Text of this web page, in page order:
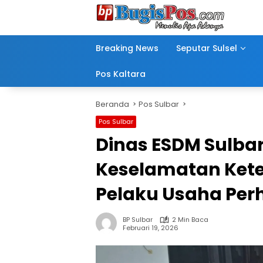
Breaking News Seputar Sulsel
Pos Kaltara
Beranda Pos Sulbar
Pos Sulbar
Dinas ESDM
Keselamatan
Pelaku Usaha
BP Sulbar
2 Min Baca
Februari 19, 2026